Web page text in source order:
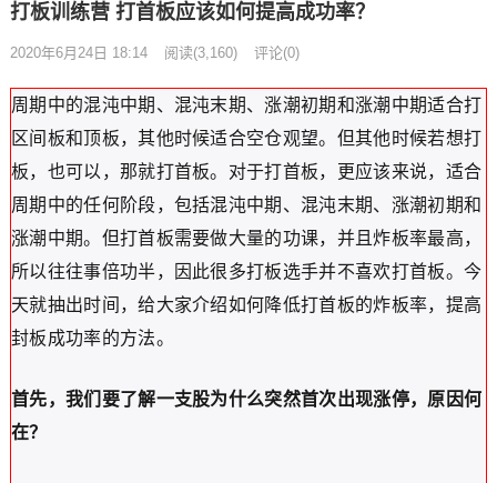
打板训练营 打首板应该如何提高成功率？
2020年6月24日 18:14 阅读(3,160) 评论(0)
周期中的混沌中期、混沌末期、涨潮初期和涨潮中期适合打
区间板和顶板，其他时候适合空仓观望。但其他时候若想打
板，也可以，那就打首板。对于打首板，更应该来说，适合
周期中的任何阶段，包括混沌中期、混沌末期、涨潮初期和
涨潮中期。但打首板需要做大量的功课，并且炸板率最高，
所以往往事倍功半，因此很多打板选手并不喜欢打首板。今
天就抽出时间，给大家介绍如何降低打首板的炸板率，提高
封板成功率的方法。
首先，我们要了解一支股为什么突然首次出现涨停，原因何
在？